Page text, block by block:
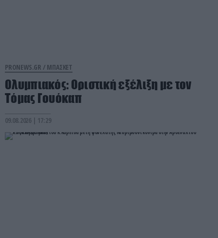
PRONEWS.GR / ΜΠΑΣΚΕΤ
Ολυμπιακός: Οριστική εξέλιξη με τον
Τόμας Γουόκαπ
09.08.2026 | 17:29